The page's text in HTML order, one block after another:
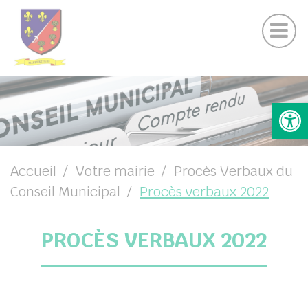
( VOTRE MAIRIE )
( VOTRE COMMUNE )
( VOS SERVICES )
( VIE LOCALE )
Actualités
Accueil Votre mairie
Procès Verbaux du
Conseil Municipal
Procès verbaux 2022
PROCÈS VERBAUX 2022
Panneau de gestion des cookies